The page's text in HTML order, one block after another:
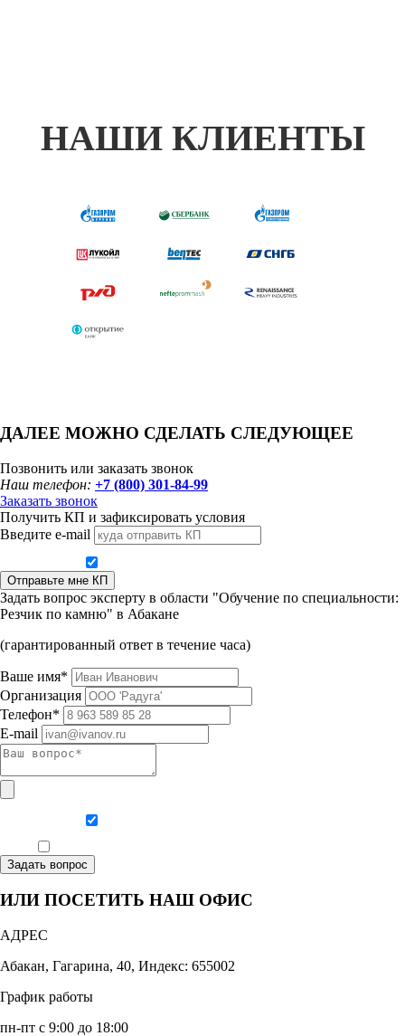
НАШИ КЛИЕНТЫ
ДАЛЕЕ МОЖНО СДЕЛАТЬ СЛЕДУЮЩЕЕ
Позвонить или заказать звонок
Наш телефон: +7 (800) 301-84-99
Заказать звонок
Получить КП и зафиксировать условия
Введите e-mail
Отправьте мне КП
Задать вопрос эксперту в области "Обучение по специальности:
Резчик по камню" в Абакане
(гарантированный ответ в течение часа)
Ваше имя*
Организация
Телефон*
E-mail
Задать вопрос
ИЛИ ПОСЕТИТЬ НАШ ОФИС
АДРЕС
Абакан, Гагарина, 40, Индекс: 655002
График работы
пн-пт с 9:00 до 18:00